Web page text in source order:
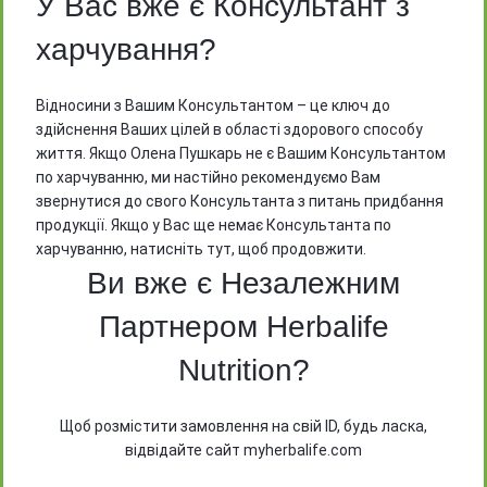
Контакти
Telegram
Пн - Сб (8:00 - 21:00)
Пункт списку
Інші сторінки
харчування?
Відносини з Вашим Консультантом – це ключ до
здійснення Ваших цілей в області здорового способу
життя. Якщо Олена Пушкарь не є Вашим Консультантом
по харчуванню, ми настійно рекомендуємо Вам
звернутися до свого Консультанта з питань придбання
продукції. Якщо у Вас ще немає Консультанта по
харчуванню, натисніть тут, щоб продовжити.
Ви вже є Незалежним
Партнером Herbalife
Nutrition?
Щоб розмістити замовлення на свій ID, будь ласка,
відвідайте сайт myherbalife.com
Після відправлення повідомлення очікуйте
продукти